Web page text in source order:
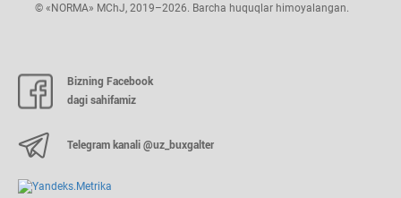
Asosiy fondlar tasniflagichi
Javobgarlik
© «NORMA» MChJ, 2019–2026. Barcha huquqlar himoyalangan.
Bizning Facebook
dagi sahifamiz
Telegram kanali @uz_buxgalter